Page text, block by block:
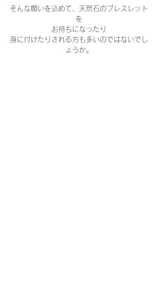
そんな願いを込めて、天然石のブレスレット
を
お持ちになったり
身に付けたりされる方も多いのではないでし
ょうか。